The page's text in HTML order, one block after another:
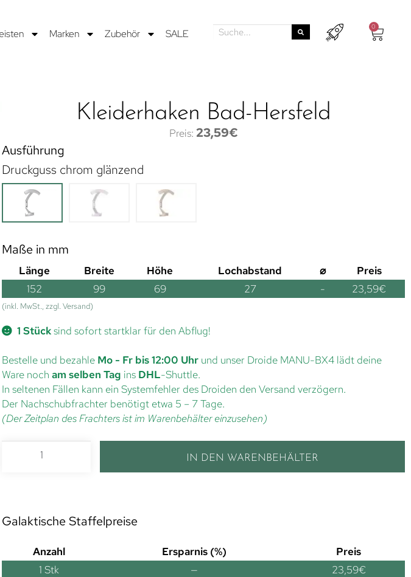
Marken Zubehör SALE
0
Kleiderhaken Bad-Hersfeld
23,59€
Ausführung
Druckguss chrom glänzend
Maße in mm
Länge Breite Höhe Lochabstand ⌀
Preis
152
99 69 27 - 23,59€
(inkl. MwSt., zzgl. Versand)
1 Stücksind sofort startklar für den Abflug!
Bestelle und bezahle Mo - Fr bis 12:00 Uhr und unser Droide MANU-BX4 lädt deine
Ware noch am selben Tag ins DHL-Shuttle.
In seltenen Fällen kann ein Systemfehler des Droiden den Versand verzögern.
Der Nachschubfrachter benötigt etwa 5 – 7 Tage.
(Der Zeitplan des Frachters ist im Warenbehälter einzusehen)
IN DEN WARENBEHÄLTER
Galaktische Staffelpreise
Anzahl Ersparnis (%)
Preis
1 Stk — 23,59€